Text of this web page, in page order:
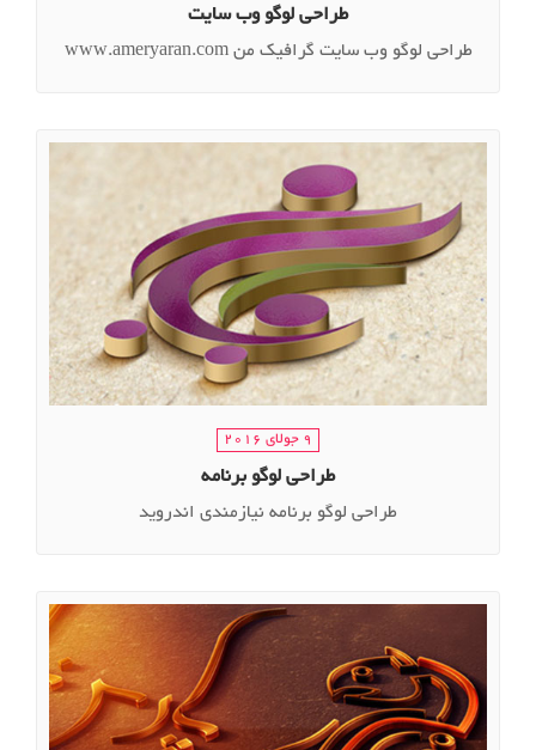
طراحی لوگو وب سایت
طراحی لوگو وب سایت گرافیک من www.ameryaran.com
9 جولای 2016
طراحی لوگو برنامه
طراحی لوگو برنامه نیازمندی اندروید